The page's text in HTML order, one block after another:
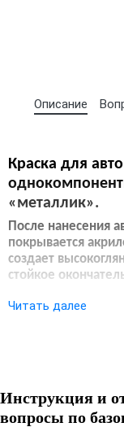
Описание
Краска для
«металлик».
После нанесения
покрывается
создает
стойкое
Подготовка
необходимо нанести
абразивной
Читать далее
Инструкция и
вопросы по